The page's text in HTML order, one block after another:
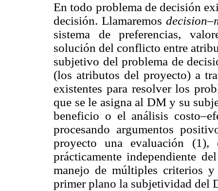
En todo problema de decisión
decisión. Llamaremos
sistema de preferencias,
solución del conflicto entre
subjetivo del problema de
(los atributos del proyecto) a
existentes para resolver los
que se le asigna al DM y su
beneficio o el análisis
procesando argumentos
proyecto una evaluación
prácticamente independiente
manejo de múltiples criterios
primer plano la subjetividad del